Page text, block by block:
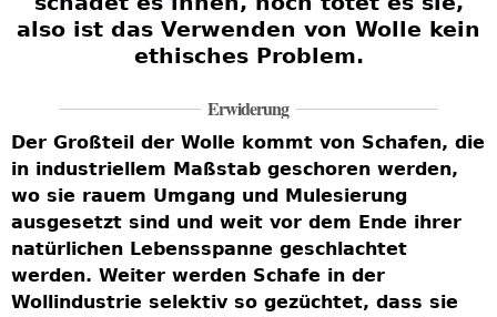
also ist das Verwenden von Wolle kein
ethisches Problem.
Erwiderung
Der Großteil der Wolle kommt von Schafen, die
in industriellem Maßstab geschoren werden,
wo sie rauem Umgang und Mulesierung
ausgesetzt sind und weit vor dem Ende ihrer
natürlichen Lebensspanne geschlachtet
werden. Weiter werden Schafe in der
Wollindustrie selektiv so gezüchtet, dass sie